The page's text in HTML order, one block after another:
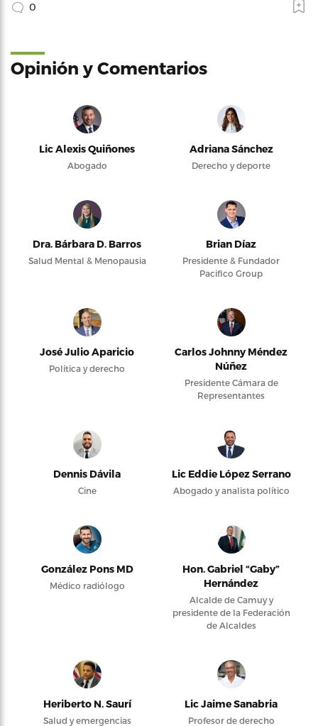
0
Opinión y Comentarios
Lic Alexis Quiñones
Abogado
Adriana Sánchez
Derecho y deporte
Dra. Bárbara D. Barros
Salud Mental & Menopausia
Brian Díaz
Presidente & Fundador
Pacifico Group
José Julio Aparicio
Política y derecho
Carlos Johnny Méndez
Núñez
Presidente Cámara de
Representantes
Dennis Dávila
Cine
Lic Eddie López Serrano
Abogado y analista político
González Pons MD
Médico radiólogo
Hon. Gabriel “Gaby”
Hernández
Alcalde de Camuy y
presidente de la Federación
de Alcaldes
Heriberto N. Saurí
Salud y emergencias
Lic Jaime Sanabria
Profesor de derecho